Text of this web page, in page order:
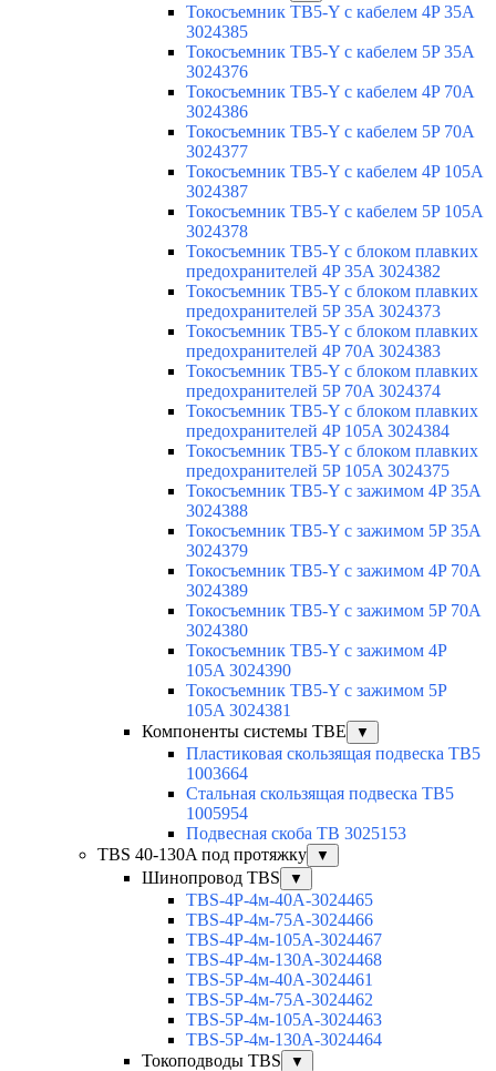
Токосъемник TB5-Y с кабелем 4P 35A
3024385
Токосъемник TB5-Y с кабелем 5P 35A
3024376
Токосъемник TB5-Y с кабелем 4P 70A
3024386
Токосъемник TB5-Y с кабелем 5P 70A
3024377
Токосъемник TB5-Y с кабелем 4P 105A
3024387
Токосъемник TB5-Y с кабелем 5P 105A
3024378
Токосъемник TB5-Y с блоком плавких
предохранителей 4P 35A 3024382
Токосъемник TB5-Y с блоком плавких
предохранителей 5P 35A 3024373
Токосъемник TB5-Y с блоком плавких
предохранителей 4P 70A 3024383
Токосъемник TB5-Y с блоком плавких
предохранителей 5P 70A 3024374
Токосъемник TB5-Y с блоком плавких
предохранителей 4P 105A 3024384
Токосъемник TB5-Y с блоком плавких
предохранителей 5P 105A 3024375
Токосъемник TB5-Y с зажимом 4P 35A
3024388
Токосъемник TB5-Y с зажимом 5P 35A
3024379
Токосъемник TB5-Y с зажимом 4P 70A
3024389
Токосъемник TB5-Y с зажимом 5P 70A
3024380
Токосъемник TB5-Y с зажимом 4P
105A 3024390
Токосъемник TB5-Y с зажимом 5P
105A 3024381
Компоненты системы TBE
▼
Пластиковая скользящая подвеска TB5
1003664
Стальная скользящая подвеска TB5
1005954
Подвесная скоба TB 3025153
TBS 40-130A под протяжку
▼
Шинопровод TBS ▼
TBS-4P-4м-40A-3024465
TBS-4P-4м-75A-3024466
TBS-4P-4м-105A-3024467
TBS-4P-4м-130A-3024468
TBS-5P-4м-40A-3024461
TBS-5P-4м-75A-3024462
TBS-5P-4м-105A-3024463
TBS-5P-4м-130A-3024464
Токоподводы TBS
▼